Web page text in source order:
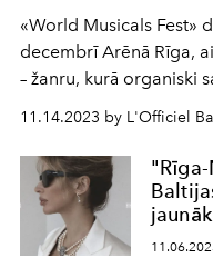
«World Musicals Fest»
decembrī Arēnā Rīga,
– žanru, kurā organiski
un horeogrāfija, dažādi
– krāšņa iluminācija,
11.14.2023 by L'Officiel